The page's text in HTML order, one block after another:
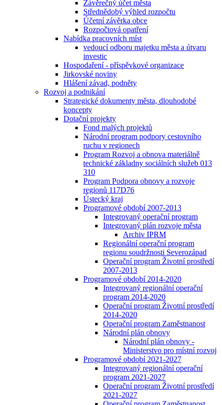
Závěrečný účet města
Střednědobý výhled rozpočtu
Účetní závěrka obce
Rozpočtová opatření
Nabídka pracovních míst
vedoucí odboru majetku města a útvaru
investic
Hospodaření - příspěvkové organizace
Jirkovské noviny
Hlášení závad, podněty
Rozvoj a podnikání
Strategické dokumenty města, dlouhodobé
koncepty
Dotační projekty
Fond malých projektů
Národní program podpory cestovního
ruchu v regionech
Program Rozvoj a obnova materiálně
technické základny sociálních služeb 013
310
Program Podpora obnovy a rozvoje
regionů 117D76
Ústecký kraj
Programové období 2007-2013
Integrovaný operační program
Integrovaný plán rozvoje města
Archiv IPRM
Regionální operační program
regionu soudržnosti Severozápad
Operační program Životní prostředí
2007-2013
Programové období 2014-2020
Integrovaný regionální operační
program 2014-2020
Operační program Životní prostředí
2014-2020
Operační program Zaměstnanost
Národní plán obnovy
Národní plán obnovy -
Ministerstvo pro místní rozvoj
Programové období 2021-2027
Integrovaný regionální operační
program 2021-2027
Operační program Životní prostředí
2021-2027